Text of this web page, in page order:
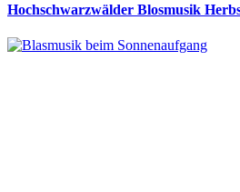
Hochschwarzwälder Blosmusik